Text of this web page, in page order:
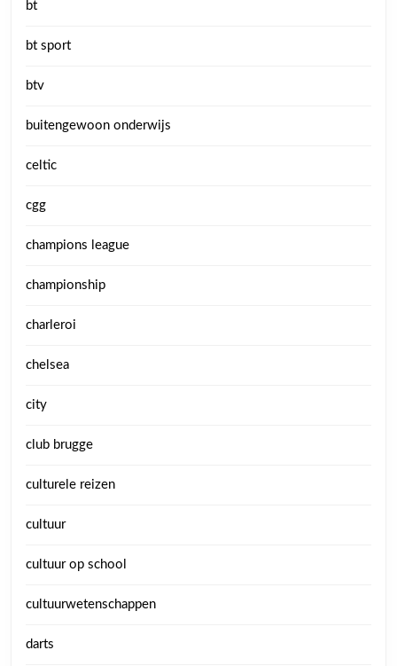
bt
bt sport
btv
buitengewoon onderwijs
celtic
cgg
champions league
championship
charleroi
chelsea
city
club brugge
culturele reizen
cultuur
cultuur op school
cultuurwetenschappen
darts